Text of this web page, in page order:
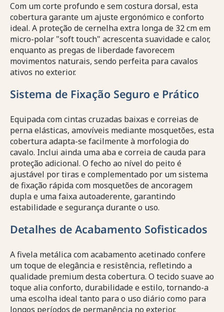
Com um corte profundo e sem costura dorsal, esta
cobertura garante um ajuste ergonómico e conforto
ideal. A proteção de cernelha extra longa de 32 cm em
micro-polar "soft touch" acrescenta suavidade e calor,
enquanto as pregas de liberdade favorecem
movimentos naturais, sendo perfeita para cavalos
ativos no exterior.
Sistema de Fixação Seguro e Prático
Equipada com cintas cruzadas baixas e correias de
perna elásticas, amovíveis mediante mosquetões, esta
cobertura adapta-se facilmente à morfologia do
cavalo. Inclui ainda uma aba e correia de cauda para
proteção adicional. O fecho ao nível do peito é
ajustável por tiras e complementado por um sistema
de fixação rápida com mosquetões de ancoragem
dupla e uma faixa autoaderente, garantindo
estabilidade e segurança durante o uso.
Detalhes de Acabamento Sofisticados
A fivela metálica com acabamento acetinado confere
um toque de elegância e resistência, refletindo a
qualidade premium desta cobertura. O tecido suave ao
toque alia conforto, durabilidade e estilo, tornando-a
uma escolha ideal tanto para o uso diário como para
longos períodos de permanência no exterior.